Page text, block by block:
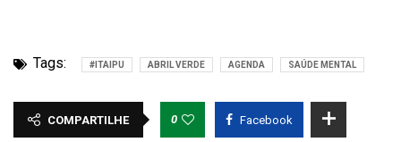
Tags: #ITAIPU ABRIL VERDE AGENDA SAÚDE MENTAL
COMPARTILHE 0 Facebook